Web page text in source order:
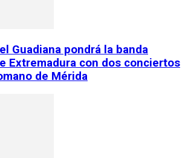
Guadiana pondrá la banda
Extremadura con dos conciertos
de Mérida